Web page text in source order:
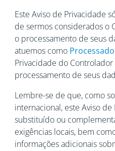
Este Aviso de Privacidade
de sermos considerados o
o processamento de seus
atuemos como
Privacidade do
processamento de seus
Lembre-se de que, como
internacional, este Aviso
substituído ou
exigências locais, bem
informações adicionais